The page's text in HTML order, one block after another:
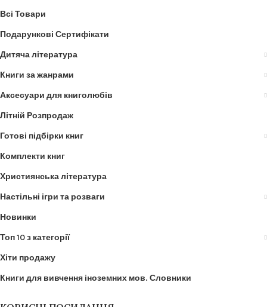
Всі Товари
Подарункові Сертифікати
Дитяча література
Книги за жанрами
Аксесуари для книголюбів
Літній Розпродаж
Готові підбірки книг
Комплекти книг
Християнська література
Настільні ігри та розваги
Новинки
Топ 10 з категорії
Хіти продажу
Книги для вивчення іноземних мов. Словники